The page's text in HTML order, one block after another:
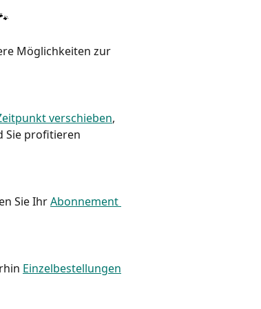
Möglichkeiten zur
verschieben,
Sie profitieren
Sie Ihr Abonnement
Einzelbestellungen